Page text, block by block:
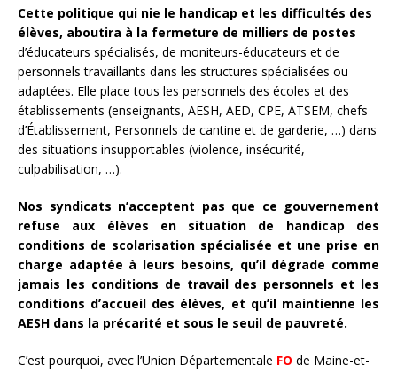
Cette politique qui nie le handicap et les difficultés des
élèves, aboutira à la fermeture de milliers de postes
d’éducateurs spécialisés, de moniteurs-éducateurs et de
personnels travaillants dans les structures spécialisées ou
adaptées. Elle place tous les personnels des écoles et des
établissements (enseignants, AESH, AED, CPE, ATSEM, chefs
d’Établissement, Personnels de cantine et de garderie, …) dans
des situations insupportables (violence, insécurité,
culpabilisation, …).
Nos syndicats n’acceptent pas que ce gouvernement
refuse aux élèves en situation de handicap des
conditions de scolarisation spécialisée et une prise en
charge adaptée à leurs besoins, qu’il dégrade comme
jamais les conditions de travail des personnels et les
conditions d’accueil des élèves, et qu’il maintienne les
AESH dans la précarité et sous le seuil de pauvreté.
C’est pourquoi, avec l’Union Départementale FO de Maine-et-